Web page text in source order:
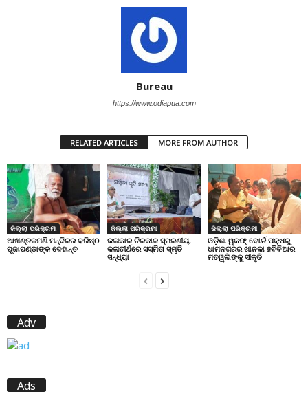
Bureau
https://www.odiapua.com
RELATED ARTICLES MORE FROM AUTHOR
ଜିଲ୍ଲା ପରିକ୍ରମା
ଆଖଣ୍ଡଳମଣି ମନ୍ଦିରର ବରିଷ୍ଠ
ପୂଜାପଣ୍ଡାଙ୍କ ଦେହାନ୍ତ
ଜିଲ୍ଲା ପରିକ୍ରମା
କଳାକାର ଚିରକାଳ ସ୍ମରଣୀୟ,
କଳାତୀର୍ଥରେ ସସ୍ମିତା ସ୍ମୃତି
ସନ୍ଧ୍ୟା
ଜିଲ୍ଲା ପରିକ୍ରମା
ଓଡ଼ିଶା ୱକଫ୍ ବୋର୍ଡ ପକ୍ଷରୁ
ଧାମନଗରର ଖାନକା ହବିବିଆର
ମତୱଲିଙ୍କୁ ସୀକୃତି
Adv
Ads